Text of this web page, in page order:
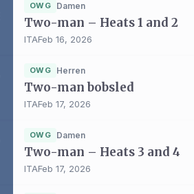
OWG Damen
Two-man – Heats 1 and 2
ITAFeb 16, 2026
OWG Herren
Two-man bobsled
ITAFeb 17, 2026
OWG Damen
Two-man – Heats 3 and 4
ITAFeb 17, 2026